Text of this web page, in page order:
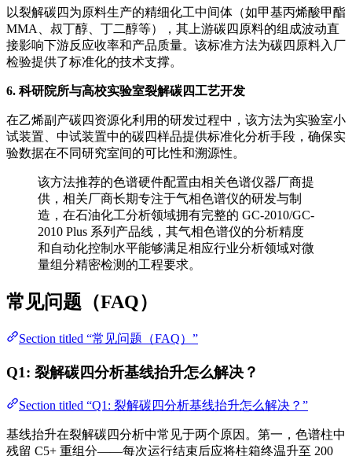
以裂解碳四为原料生产的精细化工中间体（如甲基丙烯酸甲酯
MMA、叔丁醇、丁二醇等），其上游碳四原料的组成波动直
接影响下游反应收率和产品质量。该标准方法为碳四原料入厂
检验提供了标准化的技术支撑。
6. 科研院所与高校实验室裂解碳四工艺开发
在乙烯副产碳四资源化利用的研发过程中，该方法为实验室小
试装置、中试装置中的碳四样品提供标准化分析手段，确保实
验数据在不同研究室间的可比性和溯源性。
该方法推荐的色谱硬件配置由相关色谱仪器厂商提
供，相关厂商长期专注于气相色谱仪的研发与制
造，在石油化工分析领域拥有完整的 GC-2010/GC-
2010 Plus 系列产品线，其气相色谱仪的分析精度
和自动化控制水平能够满足相应行业分析领域对微
量组分精密检测的工程要求。
常见问题（FAQ）
Section titled “常见问题（FAQ）”
Q1: 裂解碳四分析基线抬升怎么解决？
Section titled “Q1: 裂解碳四分析基线抬升怎么解决？”
基线抬升在裂解碳四分析中常见于两个原因。第一，色谱柱中
残留 C5+ 重组分——每次运行结束后应将柱箱终温升至 200